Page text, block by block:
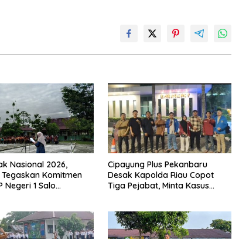
Nasional 2026,
Komitmen
Negeri 1 Salo
Cipayung Plus Pekanbaru
Desak Kapolda Riau Copot
Tiga Pejabat, Minta Kasus